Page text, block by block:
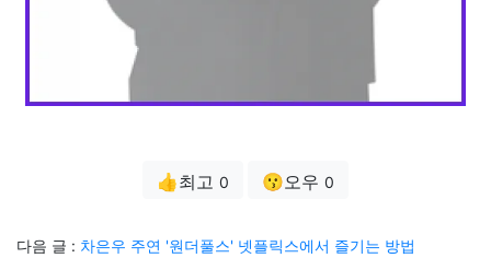
👍최고 0 😗오우 0
다음 글 : 차은우 주연 '원더풀스' 넷플릭스에서 즐기는 방법